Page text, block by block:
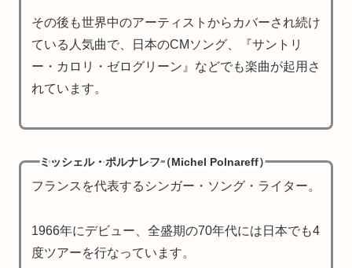
その後も世界中のアーティストからカバーされ続け
ている人気曲で、日本のCMソング、『サントリ
ー・カロリ・ゼログリーン』などでも楽曲が起用さ
れています。
ミッシェル・ポルナレフ（Michel Polnareff）
フランスを代表するシンガー・ソング・ライター。
1966年にデビュー、全盛期の70年代には日本でも4
度ツアーを行なっています。